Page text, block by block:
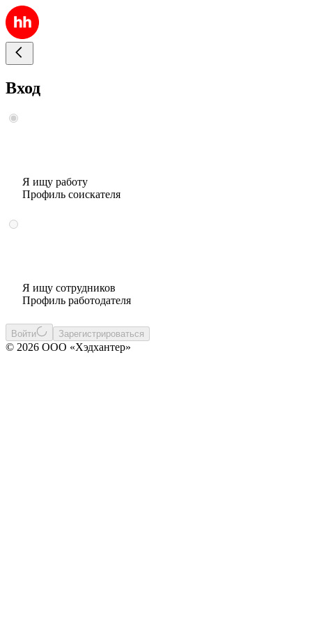
Вход
Я ищу работу
Профиль соискателя
Я ищу сотрудников
Профиль работодателя
Войти Зарегистрироваться
© 2026 ООО «Хэдхантер»